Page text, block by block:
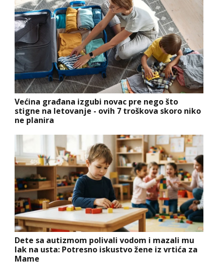
Većina građana izgubi novac pre nego što
stigne na letovanje - ovih 7 troškova skoro niko
ne planira
Dete sa autizmom polivali vodom i mazali mu
lak na usta: Potresno iskustvo žene iz vrtića za
Mame